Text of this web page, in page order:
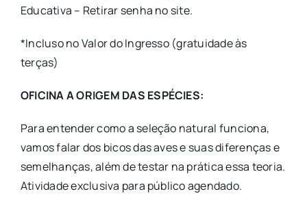
Educativa – Retirar senha no site.
*Incluso no Valor do Ingresso (gratuidade às
terças)
OFICINA A ORIGEM DAS ESPÉCIES:
Para entender como a seleção natural funciona,
vamos falar dos bicos das aves e suas diferenças e
semelhanças, além de testar na prática essa teoria.
Atividade exclusiva para público agendado.